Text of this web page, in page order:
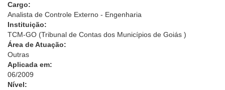
Cargo:
Analista de Controle Externo - Engenharia
Instituição:
TCM-GO (Tribunal de Contas dos Municípios de Goiás )
Área de Atuação:
Outras
Aplicada em:
06/2009
Nível: